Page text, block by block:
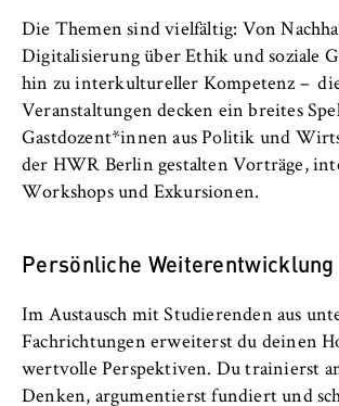
o
f
E
c
o
n
o
c
a
n
d
FB 5 Polizei und
Sicherheitsmanagement
Berlin Professional School
Internationales
Serviceeinrichtungen
Stellenangebote
Die Themen sind vielfältig: Von
Digitalisierung über Ethik und soziale
hin zu interkultureller Kompetenz –
Veranstaltungen decken ein breites
Gastdozent*innen aus Politik und
der HWR Berlin gestalten Vorträge,
Workshops und Exkursionen.
Persönliche Weiterentwicklung
Im Austausch mit Studierenden aus
Fachrichtungen erweiterst du deinen
wertvolle Perspektiven. Du trainierst
Denken, argumentierst fundiert und
Name:
fe_typo_user
Anbieter:
Betreiber dieser Website
Zweck:
Dient der Identifizierung der
Mitgliederbereich). Er speichert die
während des Besuchs eingeloggt
Cookie Laufzeit:
Für die Dauer der Browsersitzung